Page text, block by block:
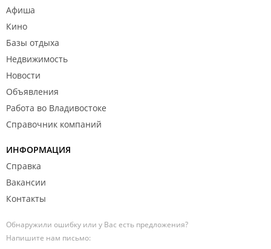
Афиша
Кино
Базы отдыха
Недвижимость
Новости
Объявления
Работа во Владивостоке
Справочник компаний
ИНФОРМАЦИЯ
Справка
Вакансии
Контакты
Обнаружили ошибку или у Вас есть предложения?
Напишите нам письмо: